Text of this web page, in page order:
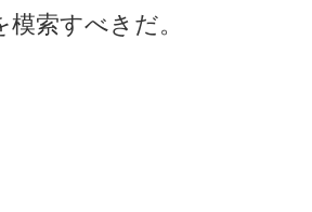
索すべきだ。